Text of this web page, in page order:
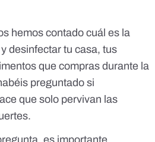
hemos contado cuál es la
desinfectar tu casa, tus
que compras durante la
preguntado si
que solo pervivan las